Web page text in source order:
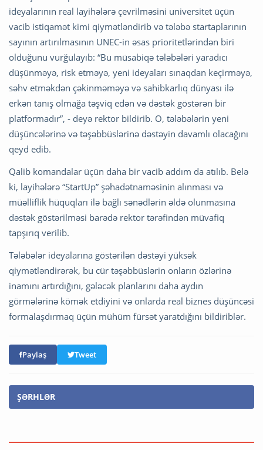
ideyalarının real layihələrə çevrilməsini universitet üçün
vacib istiqamət kimi qiymətləndirib və tələbə startaplarının
sayının artırılmasının UNEC-in əsas prioritetlərindən biri
olduğunu vurğulayıb: “Bu müsabiqə tələbələri yaradıcı
düşünməyə, risk etməyə, yeni ideyaları sınaqdan keçirməyə,
səhv etməkdən çəkinməməyə və sahibkarlıq dünyası ilə
erkən tanış olmağa təşviq edən və dəstək göstərən bir
platformadır”, - deyə rektor bildirib. O, tələbələrin yeni
düşüncələrinə və təşəbbüslərinə dəstəyin davamlı olacağını
qeyd edib.
Qalib komandalar üçün daha bir vacib addım da atılıb. Belə
ki, layihələrə “StartUp” şəhadətnaməsinin alınması və
müəlliflik hüquqları ilə bağlı sənədlərin əldə olunmasına
dəstək göstərilməsi barədə rektor tərəfindən müvafiq
tapşırıq verilib.
Tələbələr ideyalarına göstərilən dəstəyi yüksək
qiymətləndirərək, bu cür təşəbbüslərin onların özlərinə
inamını artırdığını, gələcək planlarını daha aydın
görmələrinə kömək etdiyini və onlarda real biznes düşüncəsi
formalaşdırmaq üçün mühüm fürsət yaratdığını bildiriblər.
Paylaş Tweet
ŞƏRHLƏR